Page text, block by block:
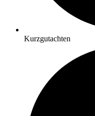
Kurzgutachten